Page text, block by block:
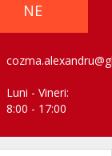
NE
Luni - Vineri:
8:00 - 17:00